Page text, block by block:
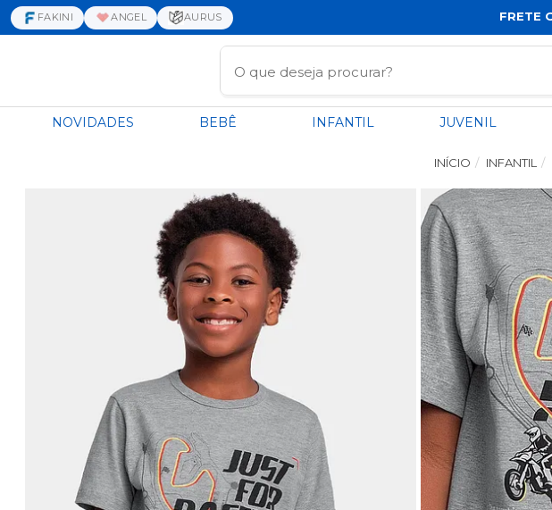
FAKINI ANGEL AURUS
NOVIDADES BEBÊ INFANTIL JUVENIL
INÍCIO INFANTIL